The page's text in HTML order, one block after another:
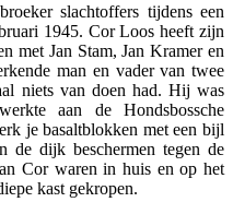
slachtoffers tijdens een
1945. Cor Loos heeft zijn
met Jan Stam, Jan Kramer en
man en vader van twee
niets van doen had. Hij was
aan de Hondsbossche
je basaltblokken met een bijl
de dijk beschermen tegen de
Cor waren in huis en op het
kast gekropen.